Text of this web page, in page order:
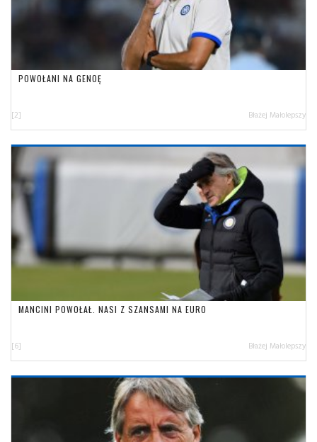
POWOŁANI NA GENOĘ
[2] Błażej Małolepszy
MANCINI POWOŁAŁ. NASI Z SZANSAMI NA EURO
[6] Błażej Małolepszy